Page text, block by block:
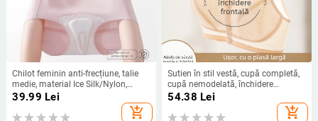
Chilot feminin anti-frecțiune, talie
medie, material Ice Silk/Nylon,
respirabil, antibacterian, căptușeală
39.99 Lei
add_shopping_cart
Sutien în stil vestă, cupă completă,
cupă nemodelată, închidere
frontală, bretele duble fixe
54.38 Lei
add_shopping_cart